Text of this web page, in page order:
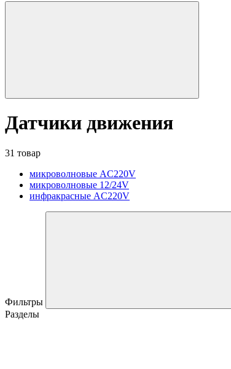
Датчики движения
31 товар
микроволновые AC220V
микроволновые 12/24V
инфракрасные AC220V
Фильтры
Разделы